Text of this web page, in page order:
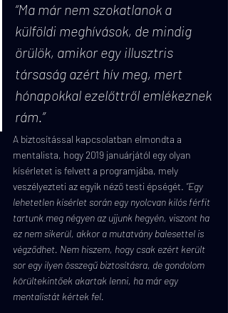
“Ma már nem szokatlanok a
külföldi meghívások, de mindig
örülök, amikor egy illusztris
társaság azért hív meg, mert
hónapokkal ezelőttről emlékeznek
rám.”
A biztosítással kapcsolatban elmondta a
mentalista, hogy 2019 januárjától egy olyan
kísérletet is felvett a programjába, mely
veszélyezteti az egyik néző testi épségét. “Egy
lehetetlen kísérlet során egy nyolcvan kilós férfit
tartunk meg négyen az ujjunk hegyén, viszont ha
ez nem sikerül, akkor a mutatvány balesettel is
végződhet. Nem hiszem, hogy csak ezért került
sor egy ilyen összegű biztosításra, de gondolom
körültekintőek akartak lenni, ha már egy
mentalistát kértek fel.